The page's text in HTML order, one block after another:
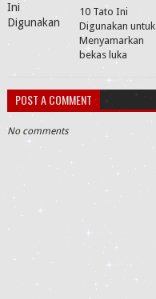
10 Tato Ini
Digunakan untuk
Menyamarkan
bekas luka
POST A COMMENT
No comments